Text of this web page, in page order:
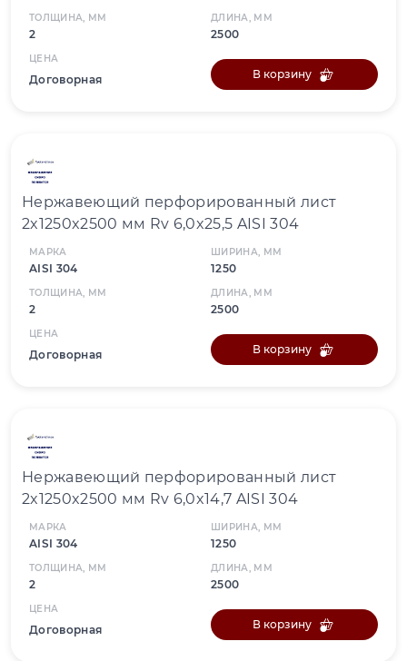
ТОЛЩИНА, ММ
2
ДЛИНА, ММ
2500
ЦЕНА
Договорная В корзину
Нержавеющий перфорированный лист
2x1250x2500 мм Rv 6,0x25,5 AISI 304
МАРКА
AISI 304
ШИРИНА, ММ
1250
ТОЛЩИНА, ММ
2
ДЛИНА, ММ
2500
ЦЕНА
Договорная В корзину
Нержавеющий перфорированный лист
2x1250x2500 мм Rv 6,0x14,7 AISI 304
МАРКА
AISI 304
ШИРИНА, ММ
1250
ТОЛЩИНА, ММ
2
ДЛИНА, ММ
2500
ЦЕНА
Договорная В корзину